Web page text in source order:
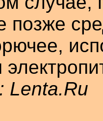
позже
Lenta.Ru